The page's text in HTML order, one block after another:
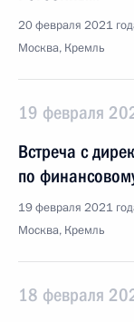
20 февраля 2021
Москва, Кремль
19 февраля
Встреча с
по
19 февраля 2021
Москва, Кремль
18 февраля